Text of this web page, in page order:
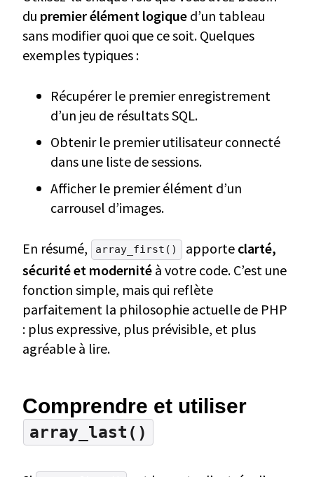
du premier élément logique d’un tableau
sans modifier quoi que ce soit. Quelques
exemples typiques :
Récupérer le premier enregistrement
d’un jeu de résultats SQL.
Obtenir le premier utilisateur connecté
dans une liste de sessions.
Afficher le premier élément d’un
carrousel d’images.
En résumé, array_first() apporte clarté,
sécurité et modernité à votre code. C’est une
fonction simple, mais qui reflète
parfaitement la philosophie actuelle de PHP
: plus expressive, plus prévisible, et plus
agréable à lire.
Comprendre et utiliser
array_last()